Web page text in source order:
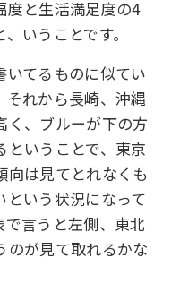
度と生活満足度の4
いうことです。
てるものに似てい
それから長崎、沖縄
く、ブルーが下の方
ということで、東京
向は見てとれなくも
という状況になって
で言うと左側、東北
のが見て取れるかな